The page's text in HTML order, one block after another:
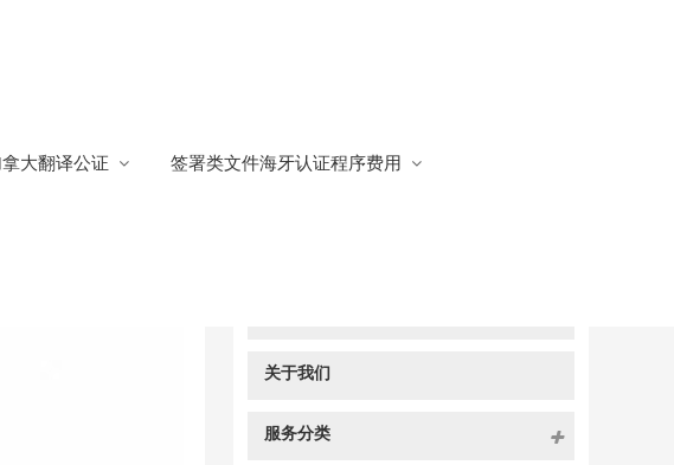
大翻译公证 签署类文件海牙认证程序费用
关于我们
服务分类